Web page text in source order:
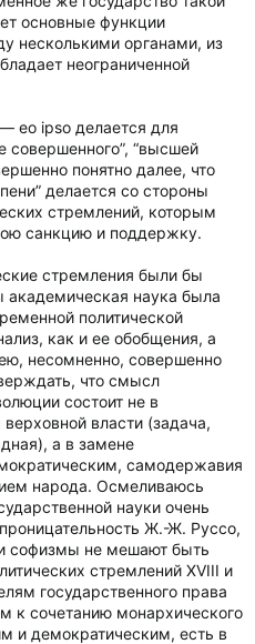
основные функции
несколькими органами, из
неограниченной
ео ipso делается для
совершенного”, “высшей
понятно далее, что
делается со стороны
стремлений, которым
санкцию и поддержку.
стремления были бы
академическая наука была
политической
как и ее обобщения, а
несомненно, совершенно
что смысл
состоит не в
власти (задача,
а в замене
самодержавия
народа. Осмеливаюсь
науки очень
Ж.-Ж. Руссо,
софизмы не мешают быть
стремлений XVIII и
государственного права
к сочетанию монархического
и демократическим, есть в